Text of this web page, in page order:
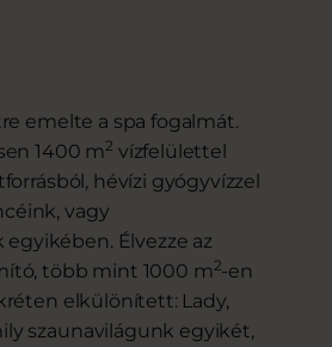
emelte a spa fogalmát.
1400 m2 vízfelülettel
hévízi gyógyvízzel
vagy
Élvezze az
több mint 1000 m2-en
elkülönített: Lady,
szaunavilágunk egyikét,